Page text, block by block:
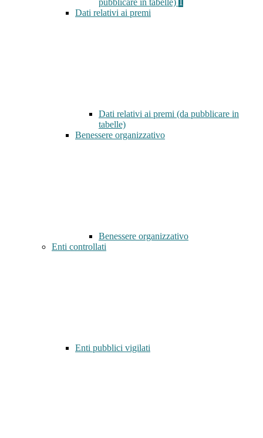
pubblicare in tabelle)
Dati relativi ai premi
Dati relativi ai premi (da pubblicare in
tabelle)
Benessere organizzativo
Benessere organizzativo
Enti controllati
Enti pubblici vigilati